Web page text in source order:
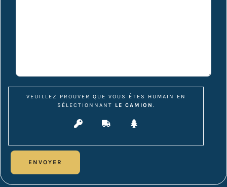
VEUILLEZ PROUVER QUE VOUS ÊTES HUMAIN EN
SÉLECTIONNANT
LE CAMION .